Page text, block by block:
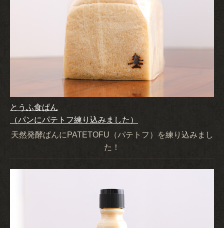
とうふ食ぱん
（パンにパテトフ練り込みました）
天然発酵ぱんにPATETOFU（パテトフ）を練り込みまし
た！